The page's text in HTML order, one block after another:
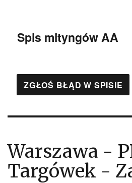
Spis mityngów AA
ZGŁOŚ BŁĄD W SPISIE
Warszawa -
Targówek -